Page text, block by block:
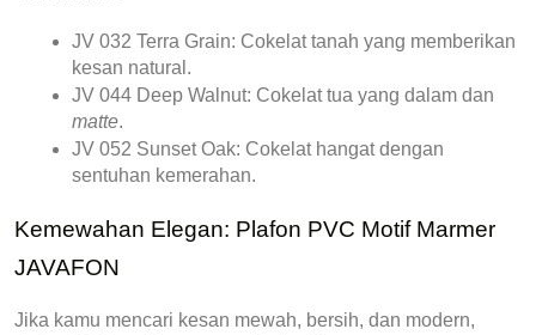
JV 032 Terra Grain: Cokelat tanah yang memberikan
kesan natural.
JV 044 Deep Walnut:
matte.
JV 052 Sunset Oak: Cokelat hangat dengan
sentuhan kemerahan.
Kemewahan Elegan: Plafon PVC Motif Marmer
JAVAFON